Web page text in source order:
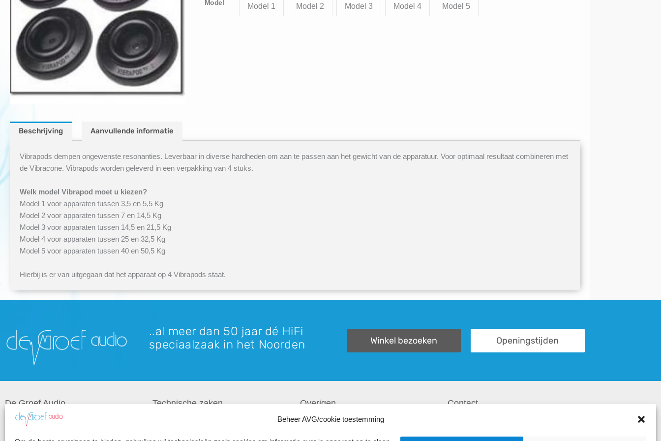
Beheer AVG/cookie toestemming
Model Model 1 Model 2 Model 3 Model 4 Model 5
Beschrijving Aanvullende informatie
Vibrapods dempen ongewenste resonanties. Leverbaar in diverse hardheden om aan te passen aan het gewicht van de apparatuur. Voor optimaal resultaat combineren met
de Vibracone. Vibrapods worden geleverd in een verpakking van 4 stuks.
Welk model Vibrapod moet u kiezen?
Model 1 voor apparaten tussen 3,5 en 5,5 Kg
Model 2 voor apparaten tussen 7 en 14,5 Kg
Model 3 voor apparaten tussen 14,5 en 21,5 Kg
Model 4 voor apparaten tussen 25 en 32,5 Kg
Model 5 voor apparaten tussen 40 en 50,5 Kg
Hierbij is er van uitgegaan dat het apparaat op 4 Vibrapods staat.
..al meer dan 50 jaar dé HiFi
speciaalzaak in het Noorden
Winkel bezoeken Openingstijden
De Groef Audio
Over ons
Technische zaken Overigen Contact